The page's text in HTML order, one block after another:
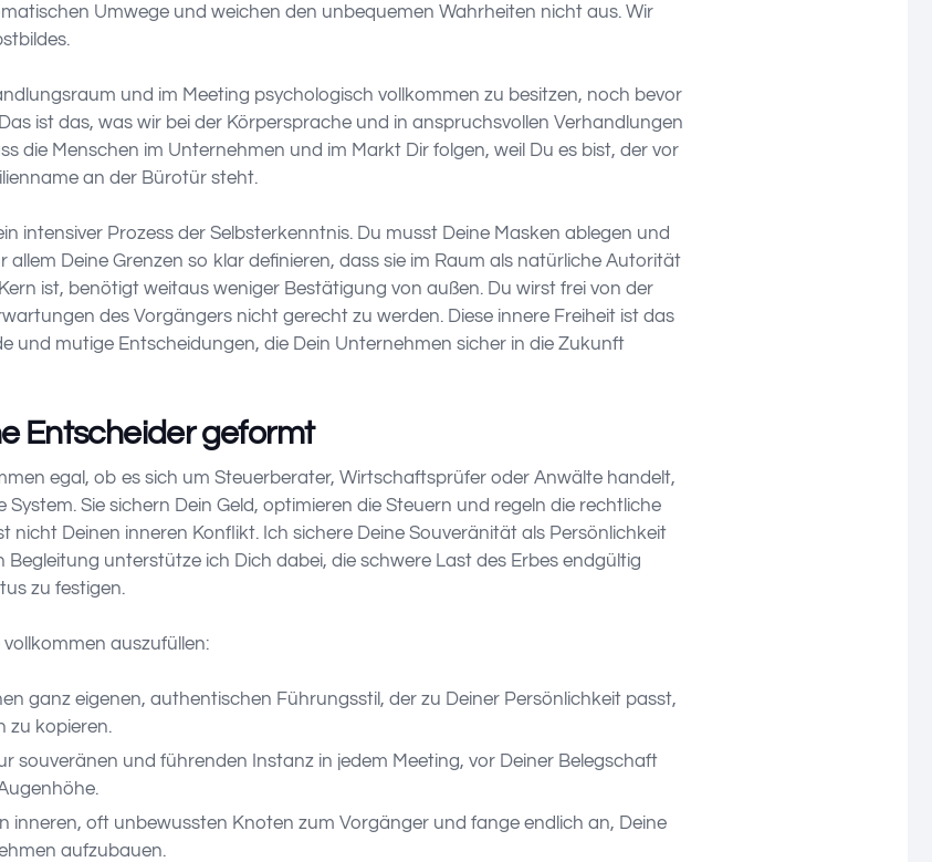
Umwege und weichen den unbequemen Wahrheiten nicht aus. Wir
und im Meeting psychologisch vollkommen zu besitzen, noch bevor
ist das, was wir bei der Körpersprache und in anspruchsvollen Verhandlungen
die Menschen im Unternehmen und im Markt Dir folgen, weil Du es bist, der vor
an der Bürotür steht.
intensiver Prozess der Selbsterkenntnis. Du musst Deine Masken ablegen und
allem Deine Grenzen so klar definieren, dass sie im Raum als natürliche Autorität
ist, benötigt weitaus weniger Bestätigung von außen. Du wirst frei von der
des Vorgängers nicht gerecht zu werden. Diese innere Freiheit ist das
und mutige Entscheidungen, die Dein Unternehmen sicher in die Zukunft
Entscheider geformt
egal, ob es sich um Steuerberater, Wirtschaftsprüfer oder Anwälte handelt,
Sie sichern Dein Geld, optimieren die Steuern und regeln die rechtliche
nicht Deinen inneren Konflikt. Ich sichere Deine Souveränität als Persönlichkeit
Begleitung unterstütze ich Dich dabei, die schwere Last des Erbes endgültig
zu festigen.
auszufüllen:
ganz eigenen, authentischen Führungsstil, der zu Deiner Persönlichkeit passt,
zu kopieren.
souveränen und führenden Instanz in jedem Meeting, vor Deiner Belegschaft
inneren, oft unbewussten Knoten zum Vorgänger und fange endlich an, Deine
aufzubauen.